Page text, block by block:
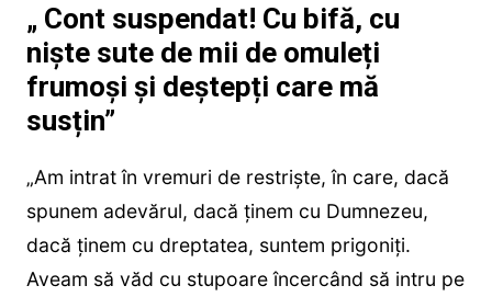
„ Cont suspendat! Cu bifă, cu
niște sute de mii de omuleți
frumoși și deștepți care mă
susțin”
„Am intrat în vremuri de restriște, în care, dacă
spunem adevărul, dacă ținem cu Dumnezeu,
dacă ținem cu dreptatea, suntem prigoniți.
Aveam să văd cu stupoare încercând să intru pe